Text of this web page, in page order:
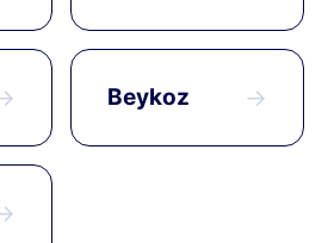
Beykoz →